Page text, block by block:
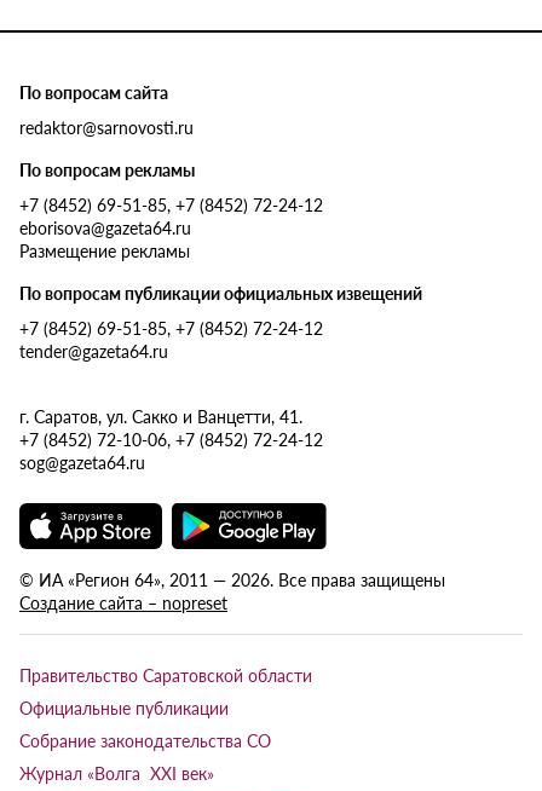
По вопросам сайта
redaktor@sarnovosti.ru
По вопросам рекламы
+7 (8452) 69-51-85, +7 (8452) 72-24-12
eborisova@gazeta64.ru
Размещение рекламы
По вопросам публикации официальных извещений
+7 (8452) 69-51-85, +7 (8452) 72-24-12
tender@gazeta64.ru
г. Саратов, ул. Сакко и Ванцетти, 41.
+7 (8452) 72-10-06, +7 (8452) 72-24-12
sog@gazeta64.ru
© ИА «Регион 64», 2011 — 2026. Все права защищены
Создание сайта – nopreset
Правительство Саратовской области
Официальные публикации
Собрание законодательства СО
Журнал «Волга XXI век»